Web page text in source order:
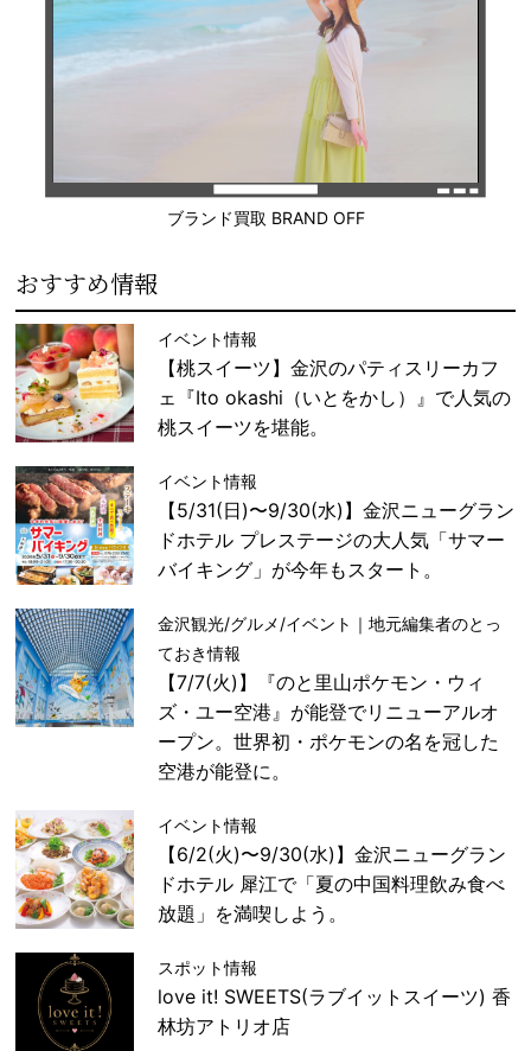
ブランド買取 BRAND OFF
おすすめ情報
イベント情報
【桃スイーツ】金沢のパティスリーカフ
ェ『Ito okashi（いとをかし）』で人気の
桃スイーツを堪能。
イベント情報
【5/31(日)〜9/30(水)】金沢ニューグラン
ドホテル プレステージの大人気「サマー
バイキング」が今年もスタート。
金沢観光/グルメ/イベント｜地元編集者のとっ
ておき情報
【7/7(火)】『のと里山ポケモン・ウィ
ズ・ユー空港』が能登でリニューアルオ
ープン。世界初・ポケモンの名を冠した
空港が能登に。
イベント情報
【6/2(火)〜9/30(水)】金沢ニューグラン
ドホテル 犀江で「夏の中国料理飲み食べ
放題」を満喫しよう。
スポット情報
love it! SWEETS(ラブイットスイーツ) 香
林坊アトリオ店